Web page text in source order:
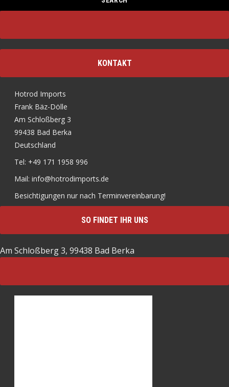
KONTAKT
Hotrod Imports
Frank Bäz-Dölle
Am Schloßberg 3
99438 Bad Berka
Deutschland
Tel: +49 171 1958 996
Mail: info@hotrodimports.de
Besichtigungen nur nach Terminvereinbarung!
SO FINDET IHR UNS
Am Schloßberg 3, 99438 Bad Berka